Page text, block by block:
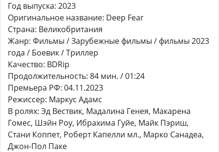
Год выпуска: 2023
Оригинальное название: Deep Fear
Страна: Великобритания
Жанр: Фильмы / Зарубежные фильмы / фильмы 2023
года / Боевик / Триллер
Качество: BDRip
Продолжительность: 84 мин. / 01:24
Премьера РФ: 04.11.2023
Режиссер: Маркус Адамс
В ролях: Эд Вествик, Мадалина Генея, Макарена
Гомес, Шэйн Роу, Ибрахима Гуйе, Майк Пэриш,
Стани Коппет, Роберт Капелли мл., Марко Санадеа,
Джон-Пол Паке